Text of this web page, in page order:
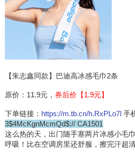
【朱志鑫同款】巴迪高冰感毛巾2条
原价：11.9元， 券后价【1.9元】
下单链接： https://m.tb.cn/h.RxPLo7l 手
3$4McKgnMcmQd$:// CA1501
这么热的天，出门随手塞两片冰感小毛
呼吸！比在空调房里还舒服，擦完汗超